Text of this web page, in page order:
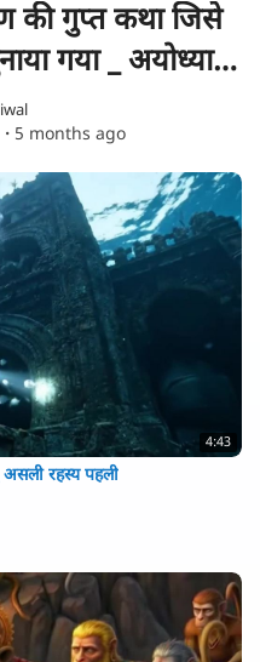
की गुप्त कथा जिसे
गया _ अयोध्या
· 5 months ago
4:43
असली रहस्य पहली